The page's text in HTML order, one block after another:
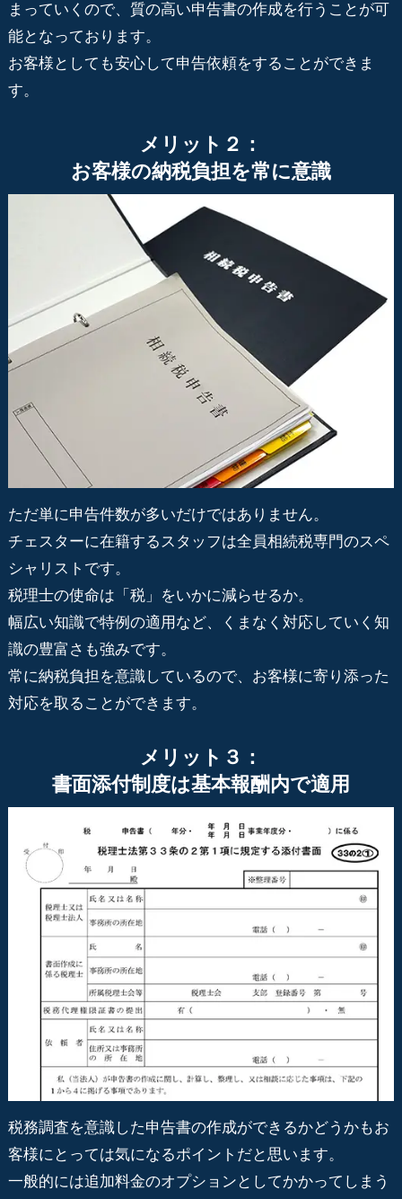
まっていくので、質の高い申告書の作成を行うことが可
能となっております。
お客様としても安心して申告依頼をすることができま
す。
メリット２：
お客様の納税負担を常に意識
ただ単に申告件数が多いだけではありません。
チェスターに在籍するスタッフは全員相続税専門のスペ
シャリストです。
税理士の使命は「税」をいかに減らせるか。
幅広い知識で特例の適用など、くまなく対応していく知
識の豊富さも強みです。
常に納税負担を意識しているので、お客様に寄り添った
対応を取ることができます。
メリット３：
書面添付制度は基本報酬内で適用
税務調査を意識した申告書の作成ができるかどうかもお
客様にとっては気になるポイントだと思います。
一般的には追加料金のオプションとしてかかってしまう